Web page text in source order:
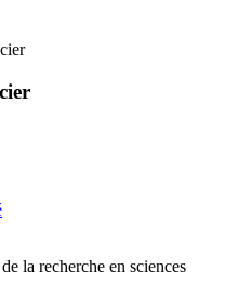
la recherche en sciences